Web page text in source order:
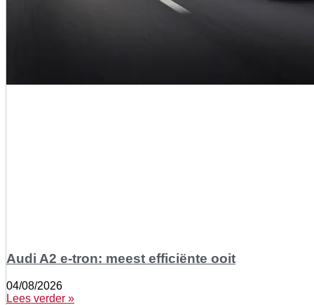
Audi A2 e-tron: meest efficiënte ooit
04/08/2026
Lees verder »